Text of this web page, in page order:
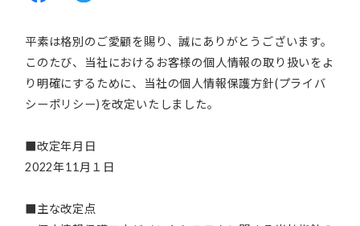
平素は格別のご愛顧を賜り、誠にありがとうございます。
このたび、当社におけるお客様の個人情報の取り扱いをよ
り明確にするために、当社の個人情報保護方針(プライバ
シーポリシー)を改定いたしました。
■改定年月日
2022年11月１日
■主な改定点